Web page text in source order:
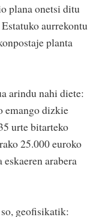
plana onetsi ditu
aurrekontu
planta
arindu nahi diete:
emango dizkie
urte bitarteko
25.000 euroko
arabera
geofisikatik: